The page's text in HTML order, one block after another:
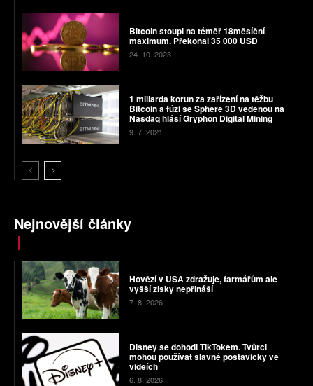
Bitcoin stoupl na téměř 18měsíční
maximum. Překonal 35 000 USD
24. 10. 2023
1 miliarda korun za zařízení na těžbu
Bitcoin a fúzi se Sphere 3D vedenou na
Nasdaq hlásí Gryphon Digital Mining
9. 7. 2021
Nejnovější články
Hovězí v USA zdražuje, farmářům ale
vyšší zisky nepřináší
7. 8. 2026
Disney se dohodl TikTokem. Tvůrci
mohou používat slavné postavičky ve
videích
6. 8. 2026